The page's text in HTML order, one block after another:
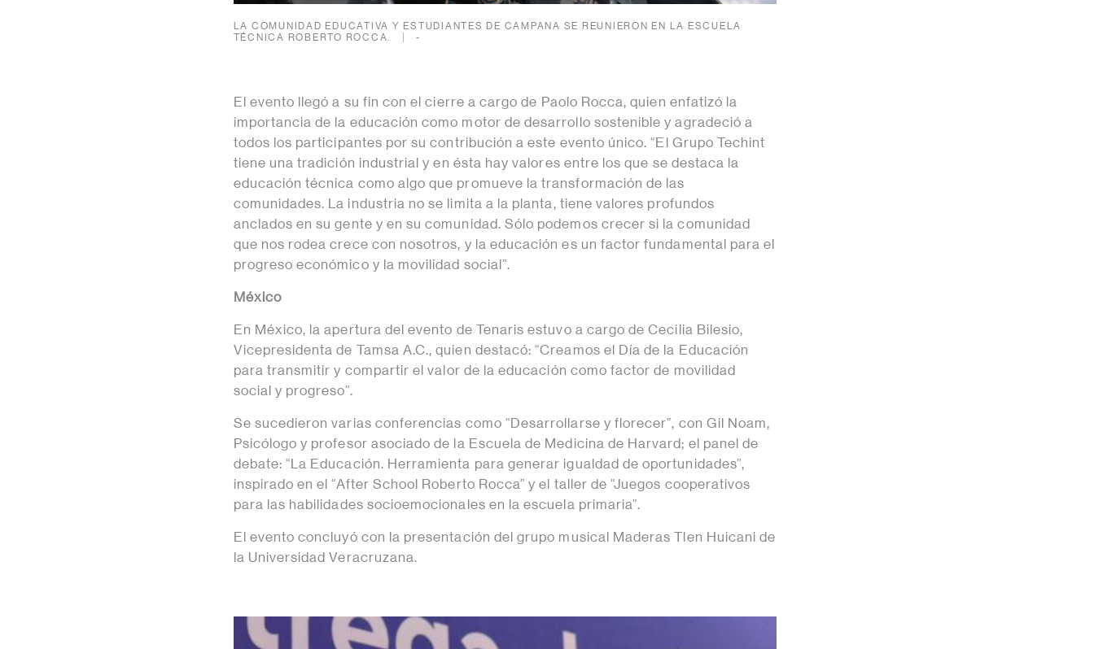
LA COMUNIDAD EDUCATIVA Y ESTUDIANTES DE CAMPANA SE REUNIERON EN LA ESCUELA
TÉCNICA ROBERTO ROCCA.
-
El evento llegó a su fin con el cierre a cargo de Paolo Rocca, quien enfatizó la
importancia de la educación como motor de desarrollo sostenible y agradeció a
todos los participantes por su contribución a este evento único. “El Grupo Techint
tiene una tradición industrial y en ésta hay valores entre los que se destaca la
educación técnica como algo que promueve la transformación de las
comunidades. La industria no se limita a la planta, tiene valores profundos
anclados en su gente y en su comunidad. Sólo podemos crecer si la comunidad
que nos rodea crece con nosotros, y la educación es un factor fundamental para el
progreso económico y la movilidad social”.
México
En México, la apertura del evento de Tenaris estuvo a cargo de Cecilia Bilesio,
Vicepresidenta de Tamsa A.C., quien destacó: “Creamos el Día de la Educación
para transmitir y compartir el valor de la educación como factor de movilidad
social y progreso”.
Se sucedieron varias conferencias como “Desarrollarse y florecer”, con Gil Noam,
Psicólogo y profesor asociado de la Escuela de Medicina de Harvard; el panel de
debate: “La Educación. Herramienta para generar igualdad de oportunidades”,
inspirado en el “After School Roberto Rocca” y el taller de “Juegos cooperativos
para las habilidades socioemocionales en la escuela primaria”.
El evento concluyó con la presentación del grupo musical Maderas Tlen Huicani de
la Universidad Veracruzana.